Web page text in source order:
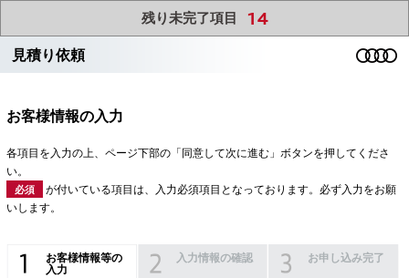
見積り依頼
お客様情報の入力
各項目を入力の上、ページ下部の「同意して次に進む」ボタンを押してくださ
い。
必須
が付いている項目は、入力必須項目となっております。必ず入力をお願
いします。
お客様情報等の
入力
入力情報の確認 お申し込み完了
残り未完了項目 14